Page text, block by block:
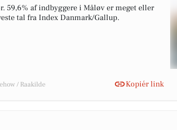
59,6% af indbyggere i Måløv er meget eller
tal fra Index Danmark/Gallup.
/ Raakilde Kopiér link